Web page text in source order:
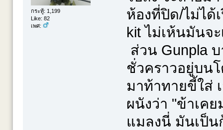
กระทู้: 1,199
Like: 82
เพศ:
ห้องที่ปิด/ไม่ได้
kit ไม่เห้นมันจ
ส่วน Gunpla
ชั่วคราวอยู่บน
มาท้าทายขี้ใส่
ผนังว่า "ข้าเค
แมลงนี่ มันเป็น